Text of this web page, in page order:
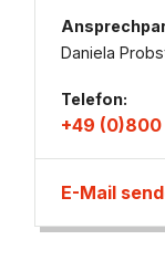
Daniela
Telefon:
+49 (0)800
E-Mail